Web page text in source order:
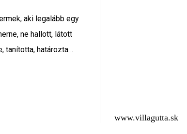
aki legalább egy
ne hallott, látott
tanította, határozta
www.villagutta.sk